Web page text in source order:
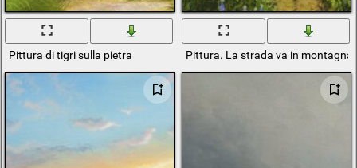
Pittura di tigri sulla pietra Pittura. La strada va in montagna